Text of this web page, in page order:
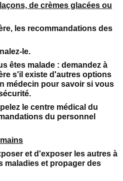
de crèmes glacées ou
les recommandations des
le.
malade : demandez à
s'il existe d'autres options
médecin pour savoir si vous
le centre médical du
du personnel
et d'exposer les autres à
maladies et propager des